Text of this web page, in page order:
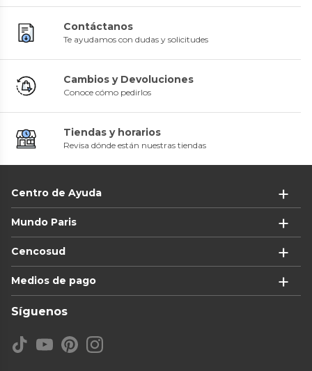
Contáctanos
Te ayudamos con dudas y solicitudes
Cambios y Devoluciones
Conoce cómo pedirlos
Tiendas y horarios
Revisa dónde están nuestras tiendas
Centro de Ayuda
Mundo Paris
Cencosud
Medios de pago
Síguenos